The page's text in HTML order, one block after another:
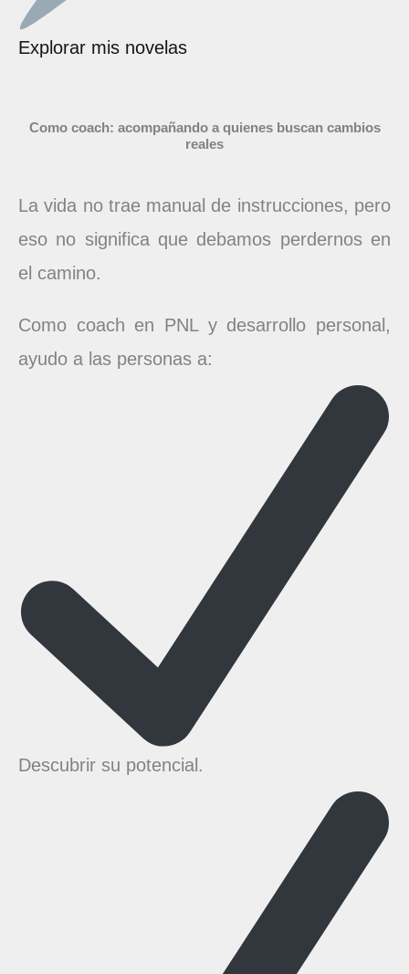
Explorar mis novelas
Como coach: acompañando a quienes buscan cambios
reales
La vida no trae manual de instrucciones, pero
eso no significa que debamos perdernos en
el camino.
Como coach en PNL y desarrollo personal,
ayudo a las personas a:
Descubrir su potencial.